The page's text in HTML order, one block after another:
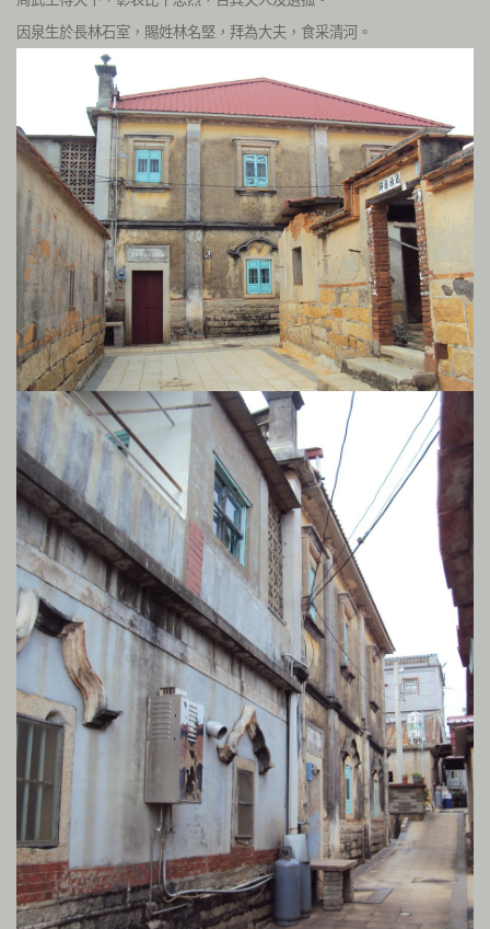
因泉生於長林石室，賜姓林名堅，拜為大夫，食采清河。